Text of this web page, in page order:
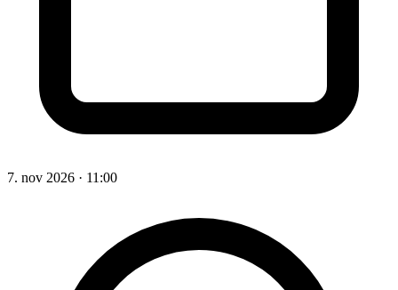
7. nov 2026 · 11:00